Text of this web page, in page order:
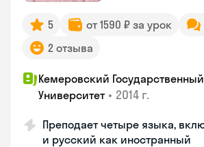
5 от 1590 ₽ за урок
2 отзыва
Кемеровский Государственный
Университет • 2014 г.
Преподает четыре языка,
и русский как иностранный